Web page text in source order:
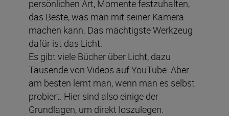
persönlichen Art, Momente festzuhalten,
das Beste, was man mit seiner Kamera
machen kann. Das mächtigste Werkzeug
dafür ist das Licht.
Es gibt viele Bücher über Licht, dazu
Tausende von Videos auf YouTube. Aber
am besten lernt man, wenn man es selbst
probiert. Hier sind also einige der
Grundlagen, um direkt loszulegen.